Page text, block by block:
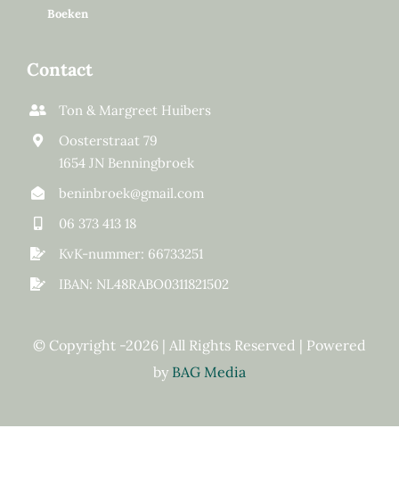
Boeken
Contact
Ton & Margreet Huibers
Oosterstraat 79
1654 JN Benningbroek
beninbroek@gmail.com
06 373 413 18
KvK-nummer: 66733251
IBAN: NL48RABO0311821502
© Copyright -2026 | All Rights Reserved | Powered
by BAG Media